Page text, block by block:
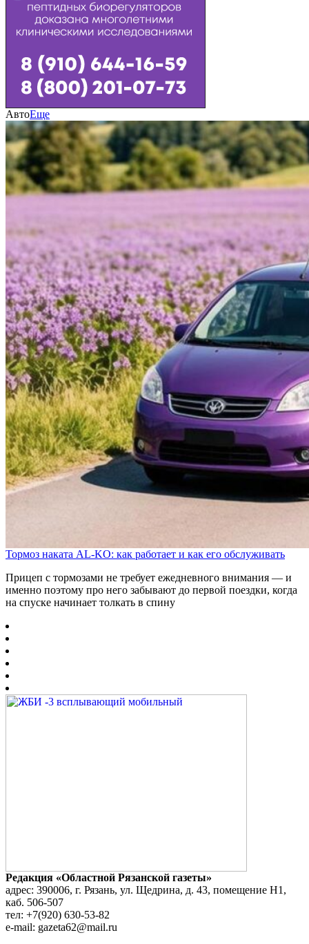
АвтоЕще
Тормоз наката AL-KO: как работает и как его обслуживать
Прицеп с тормозами не требует ежедневного внимания — и
именно поэтому про него забывают до первой поездки, когда
на спуске начинает толкать в спину
Редакция «Областной Рязанской газеты»
адрес: 390006, г. Рязань, ул. Щедрина, д. 43, помещение Н1,
каб. 506-507
тел: +7(920) 630-53-82
e-mail: gazeta62@mail.ru